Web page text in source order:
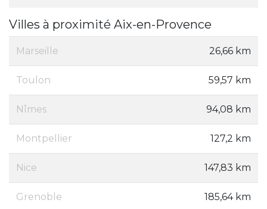
Villes à proximité Aix-en-Provence
Marseille 26,66 km
Toulon 59,57 km
Nîmes 94,08 km
Montpellier 127,2 km
Nice 147,83 km
Grenoble 185,64 km